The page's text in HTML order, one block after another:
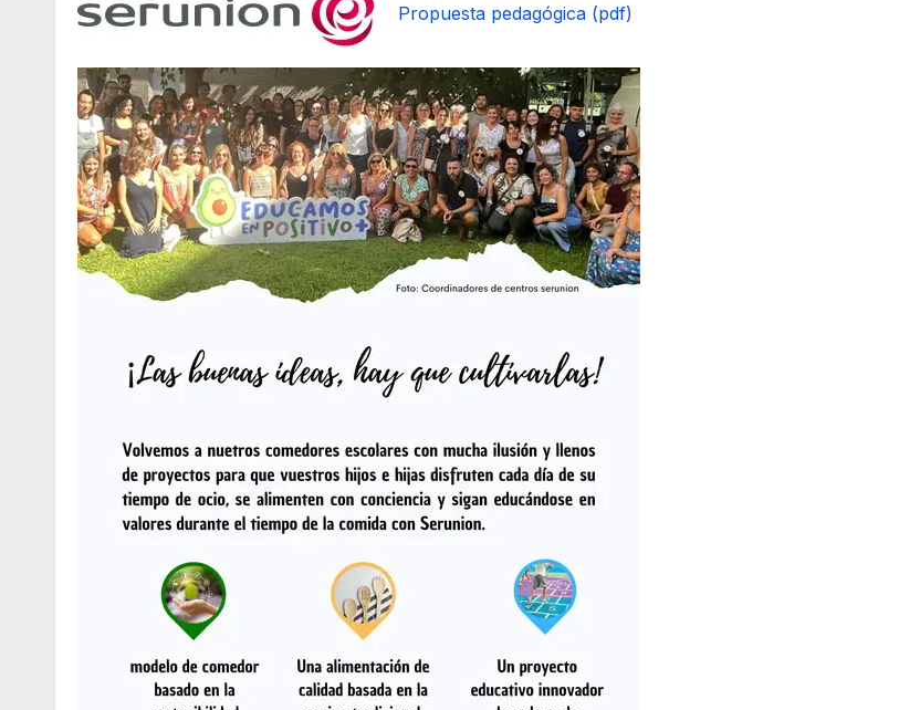
Propuesta pedagógica (pdf)